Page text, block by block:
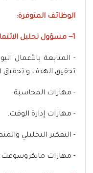
الوظائف المتوفرة:
1-- مسؤول تحليل الائتمان
- المتابعة بالأعمال
تحقيق الهدف و تحقيق
- مهارات المحاسبة.
- مهارات إدارة الوقت.
- التفكير التحليلي
- مهارات